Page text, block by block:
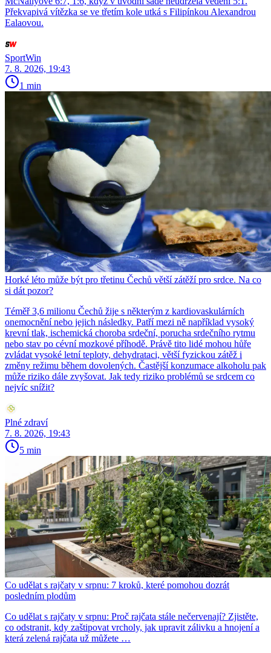
Překvapivá vítězka se ve třetím kole utká s Filipínkou Alexandrou
Ealaovou.
SportWin
7. 8. 2026, 19:43
1 min
Horké léto může být pro třetinu Čechů větší zátěží pro srdce. Na co
si dát pozor?
Téměř 3,6 milionu Čechů žije s některým z kardiovaskulárních
onemocnění nebo jejich následky. Patří mezi ně například vysoký
krevní tlak, ischemická choroba srdeční, porucha srdečního rytmu
nebo stav po cévní mozkové příhodě. Právě tito lidé mohou hůře
zvládat vysoké letní teploty, dehydrataci, větší fyzickou zátěž i
změny režimu během dovolených. Častější konzumace alkoholu pak
může riziko dále zvyšovat. Jak tedy riziko problémů se srdcem co
nejvíc snížit?
Plné zdraví
7. 8. 2026, 19:43
5 min
Co udělat s rajčaty v srpnu: 7 kroků, které pomohou dozrát
posledním plodům
Co udělat s rajčaty v srpnu: Proč rajčata stále nečervenají? Zjistěte,
co odstranit, kdy zaštipovat vrcholy, jak upravit zálivku a hnojení a
která zelená rajčata už můžete …